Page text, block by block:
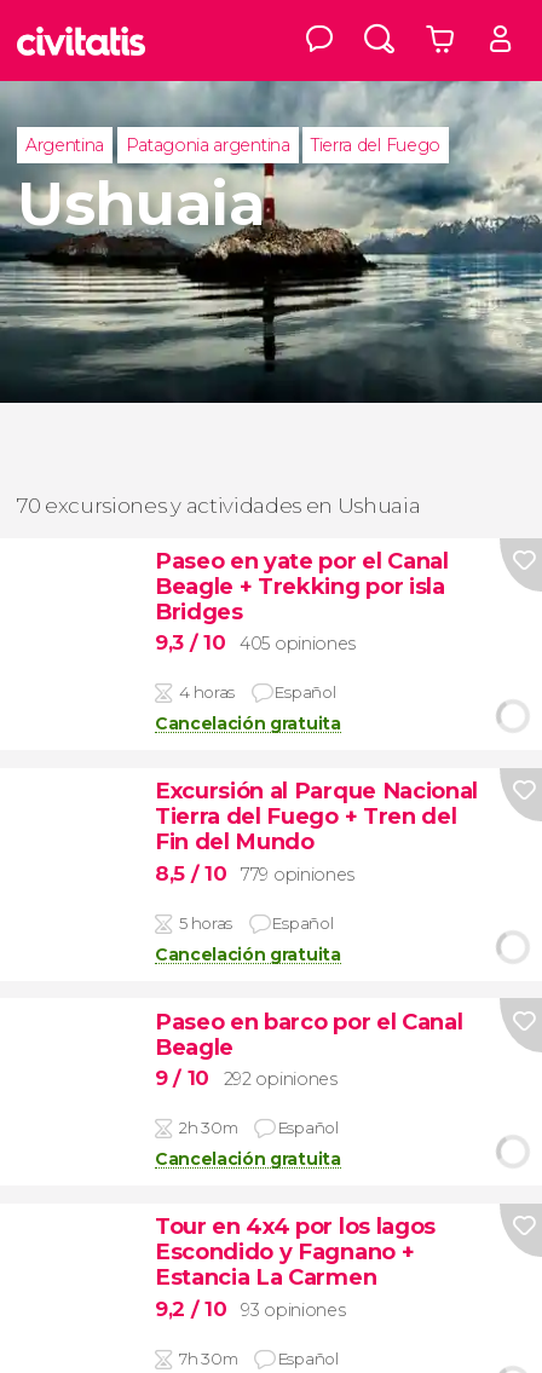
Argentina Patagonia argentina Tierra del Fuego
Ushuaia
70 excursiones y actividades en Ushuaia
Paseo en yate por el Canal
Beagle + Trekking por isla
Bridges
9,3 / 10 405 opiniones
4 horas Español
Cancelación gratuita
Excursión al Parque Nacional
Tierra del Fuego + Tren del
Fin del Mundo
8,5 / 10 779 opiniones
5 horas Español
Cancelación gratuita
Paseo en barco por el Canal
Beagle
9/ 10 292 opiniones
2h 30m Español
Cancelación gratuita
Tour en 4x4 por los lagos
Escondido y Fagnano +
Estancia La Carmen
9,2 / 10 93 opiniones
7h 30m Español